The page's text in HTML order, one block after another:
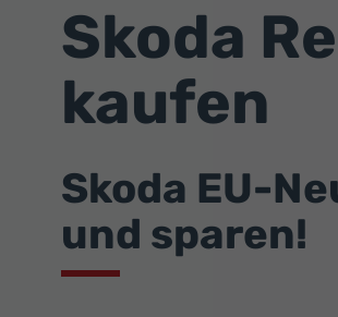
Skoda
kaufen
Skoda EU-
und sparen!